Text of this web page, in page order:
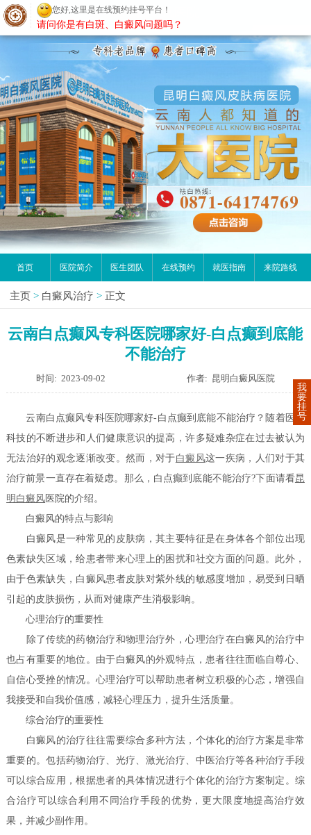
昆明白癜风医院
首页 医院简介 医生团队 在线预约 就医指南 来院路线
主页 > 白癜风治疗 > 正文
云南白点癫风专科医院哪家好-白点癫到底能
不能治疗
时间: 2023-09-02 作者: 昆明白癜风医院
云南白点癫风专科医院哪家好-白点癫到底能不能治疗？随着医学
科技的不断进步和人们健康意识的提高，许多疑难杂症在过去被认为
无法治好的观念逐渐改变。然而，对于白癜风这一疾病，人们对于其
治疗前景一直存在着疑虑。那么，白点癫到底能不能治疗?下面请看昆
明白癜风 医院的介绍。
白癜风的特点与影响
白癜风是一种常见的皮肤病，其主要特征是在身体各个部位出现
色素缺失区域，给患者带来心理上的困扰和社交方面的问题。此外，
由于色素缺失，白癜风患者皮肤对紫外线的敏感度增加，易受到日晒
引起的皮肤损伤，从而对健康产生消极影响。
心理治疗的重要性
除了传统的药物治疗和物理治疗外，心理治疗在白癜风的治疗中
也占有重要的地位。由于白癜风的外观特点，患者往往面临自尊心、
自信心受挫的情况。心理治疗可以帮助患者树立积极的心态，增强自
我接受和自我价值感，减轻心理压力，提升生活质量。
综合治疗的重要性
白癜风的治疗往往需要综合多种方法，个体化的治疗方案是非常
重要的。包括药物治疗、光疗、激光治疗、中医治疗等各种治疗手段
可以综合应用，根据患者的具体情况进行个体化的治疗方案制定。综
合治疗可以综合利用不同治疗手段的优势，更大限度地提高治疗效
果，并减少副作用。
我
要
挂
号
您好,这里是在线预约挂号平台！
请问你是有白斑、白癜风问题吗？